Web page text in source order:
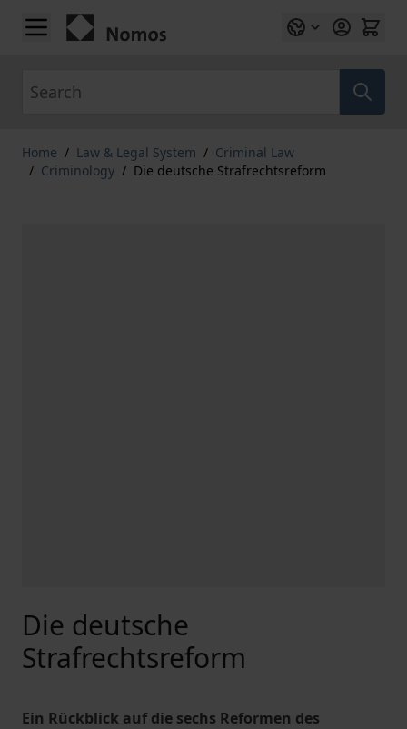
Skip to Content
Home / Law & Legal System / Criminal Law
/ Criminology / Die deutsche Strafrechtsreform
Die deutsche
Strafrechtsreform
Ein Rückblick auf die sechs Reformen des